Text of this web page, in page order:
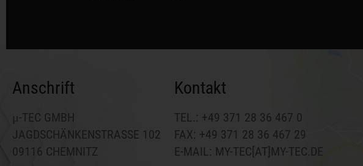
Anschrift
μ-TEC GMBH
JAGDSCHÄNKENSTRASSE 102
09116 CHEMNITZ
Kontakt
TEL.: +49 371 28 36 467 0
FAX: +49 371 28 36 467 29
E-MAIL: MY-TEC[AT]MY-TEC.DE